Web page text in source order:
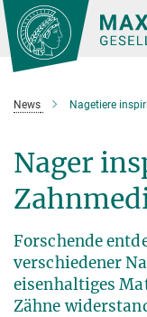
Hauptinhalt
News Nagetiere
Nager
Forschende
verschiedener
eisenhaltiges
Zähne